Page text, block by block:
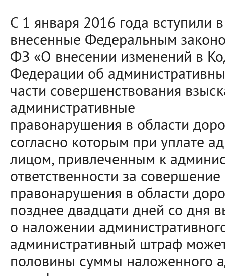
С 1 января 2016 года вступили
внесенные Федеральным
ФЗ «О внесении изменений в
Федерации об
части совершенствования
административные
правонарушения в области
согласно которым при уплате
лицом, привлеченным к
ответственности за
правонарушения в области
позднее двадцати дней со дня
о наложении
административный штраф
половины суммы наложенного